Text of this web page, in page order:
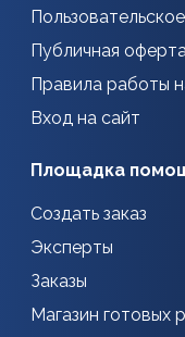
Публичная
Правила работы
Вход на сайт
Площадка
Создать заказ
Эксперты
Заказы
Магазин готовых